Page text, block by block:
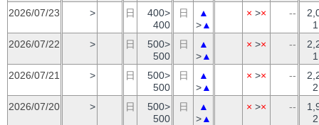
2026/07/23
> 日
400>
400
日
▲
>▲
× >× --
2026/07/22
> 日
500>
500
日
▲
>▲
× >× --
2026/07/21
> 日
500>
500
日
▲
>▲
× >× --
2026/07/20
> 日
500>
500
日
▲
>▲
× >× --